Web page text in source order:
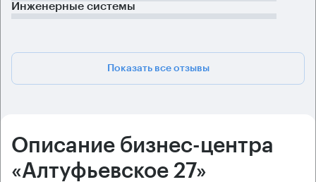
Инженерные системы
Показать все отзывы
Описание бизнес-центра
«Алтуфьевское 27»